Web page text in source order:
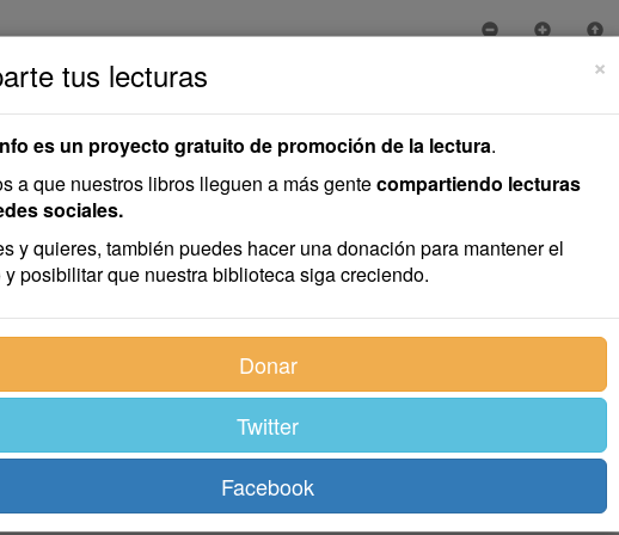
×
tus lecturas
es un proyecto gratuito de promoción de la lectura.
a que nuestros libros lleguen a más gentecompartiendo lecturas
sociales.
y quieres, también puedes hacer una donación para mantener el
y posibilitar que nuestra biblioteca siga creciendo.
Donar
Twitter
Facebook